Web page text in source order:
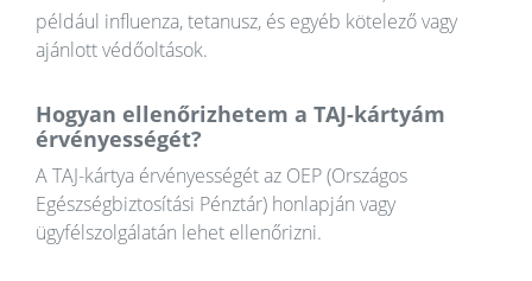
például influenza, tetanusz, és egyéb kötelező vagy
ajánlott védőoltások.
Hogyan ellenőrizhetem a TAJ-kártyám
érvényességét?
A TAJ-kártya érvényességét az OEP (Országos
Egészségbiztosítási Pénztár) honlapján vagy
ügyfélszolgálatán lehet ellenőrizni.